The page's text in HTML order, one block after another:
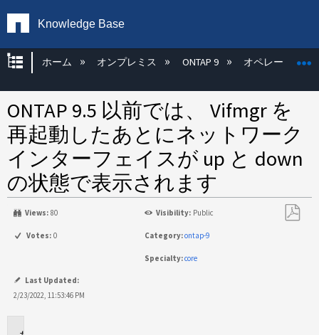
Knowledge Base
グローバル階層を展開/折りたたむ
ホーム オンプレミス ONTAP 9 オペレーティン
ONTAP 9.5 以前では、 Vifmgr を
再起動したあとにネットワーク
インターフェイスが up と down
の状態で表示されます
Views: 80 Visibility: Public
Votes: 0 Category:ontap-9
Specialty:core
Last Updated:
2/23/2022, 11:53:46 PM